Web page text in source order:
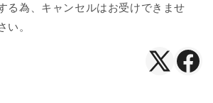
る為、キャンセルはお受けできませ
い。
X（Twitter